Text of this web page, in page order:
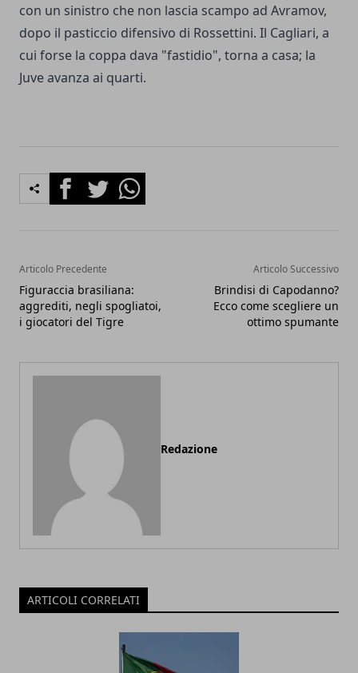
con un sinistro che non lascia scampo ad Avramov,
dopo il pasticcio difensivo di Rossettini. Il Cagliari, a
cui forse la coppa dava "fastidio", torna a casa; la
Juve avanza ai quarti.
FacebookTwitterWhatsapp
Articolo Precedente
Figuraccia brasiliana:
aggrediti, negli spogliatoi,
i giocatori del Tigre
Articolo Successivo
Brindisi di Capodanno?
Ecco come scegliere un
ottimo spumante
Redazione
ARTICOLI CORRELATI